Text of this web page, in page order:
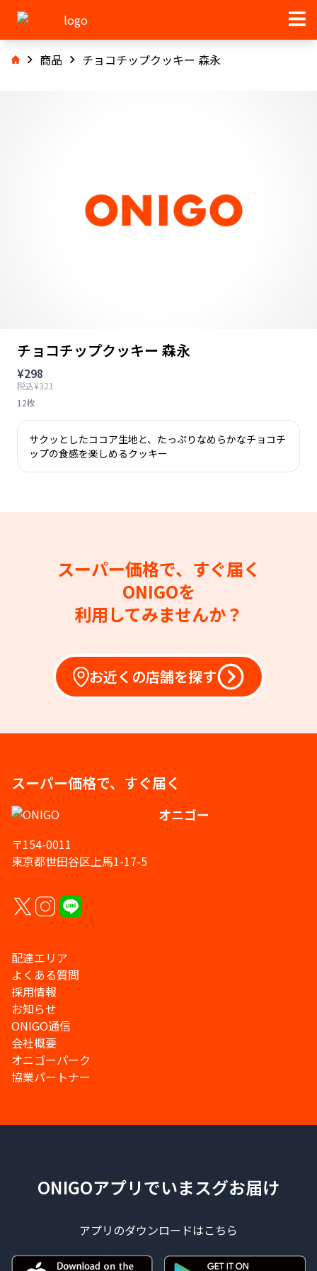
商品 チョコチップクッキー 森永
チョコチップクッキー 森永
¥298
税込¥321
12枚
サクッとしたココア生地と、たっぷりなめらかなチョコチ
ップの食感を楽しめるクッキー
スーパー価格で、すぐ届く
ONIGOを
利用してみませんか？
お近くの店舗を探す
スーパー価格で、すぐ届く
オニゴー
〒154-0011
東京都世田谷区上馬1-17-5
配達エリア
よくある質問
採用情報
お知らせ
ONIGO通信
会社概要
オニゴーパーク
協業パートナー
ONIGOアプリでいまスグお届け
アプリのダウンロードはこちら